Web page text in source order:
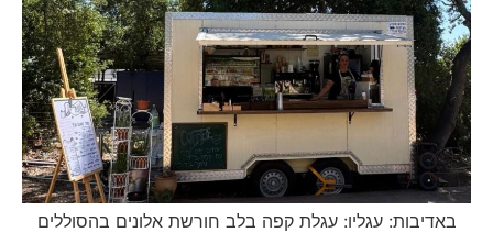
באדיבות: עגליו: עגלת קפה בלב חורשת אלונים בהסוללים